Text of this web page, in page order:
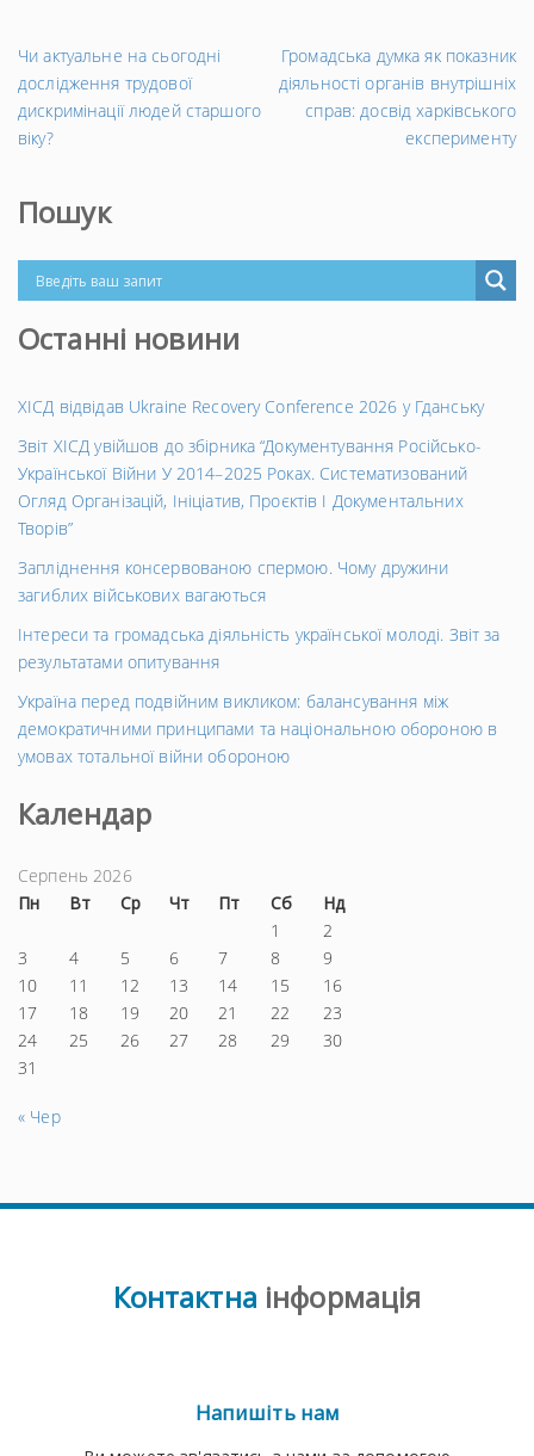
←
Попередній
запис
Чи актуальне на сьогодні
дослідження трудової
дискримінації людей старшого
віку?
→
Громадська думка як показник
діяльності органів внутрішніх
справ: досвід харківського
експерименту
Пошук
Останні новини
ХІСД відвідав Ukraine Recovery Conference 2026 у Гданську
Звіт ХІСД увійшов до збірника “Документування Російсько-
Української Війни У 2014–2025 Роках. Систематизований
Огляд Організацій, Ініціатив, Проєктів І Документальних
Творів”
Запліднення консервованою спермою. Чому дружини
загиблих військових вагаються
Інтереси та громадська діяльність української молоді. Звіт за
результатами опитування
Україна перед подвійним викликом: балансування між
демократичними принципами та національною обороною в
умовах тотальної війни обороною
Календар
Серпень 2026
Пн
Вт Ср Чт Пт Сб
Нд
1
2
3
4 5 6 7 8
9
10
11 12 13 14 15
16
17
18 19 20 21 22
23
24
25 26 27 28 29
30
31
« Чер
Контактна інформація
Напишіть нам